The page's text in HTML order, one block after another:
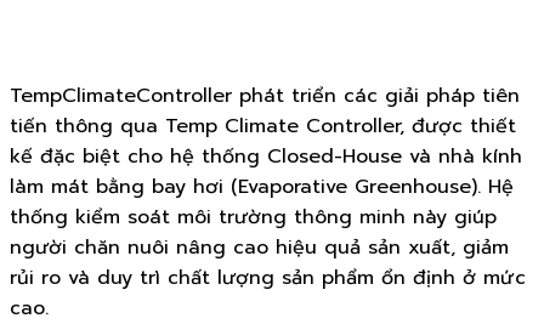
TempClimateController phát triển các giải pháp tiên
tiến thông qua Temp Climate Controller, được thiết
kế đặc biệt cho hệ thống Closed-House và nhà kính
làm mát bằng bay hơi (Evaporative Greenhouse). Hệ
thống kiểm soát môi trường thông minh này giúp
người chăn nuôi nâng cao hiệu quả sản xuất, giảm
rủi ro và duy trì chất lượng sản phẩm ổn định ở mức
cao.